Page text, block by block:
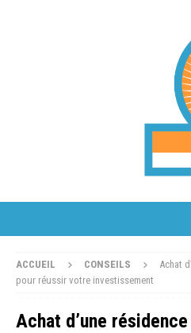
ACCUEIL CONSEILS
Achat
pour réussir votre investissement
Achat d’une